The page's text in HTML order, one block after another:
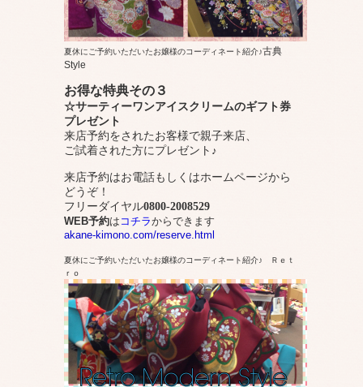
夏休にご予約いただいたお嬢様のコーディネート紹介♪古典
Style
お得な特典その３
☆サーティーワンアイスクリームのギフト券
プレゼント
来店予約をされたお客様で親子来店、
ご試着された方にプレゼント ♪
来店予約はお電話もしくはホームページから
どうぞ！
フリーダイヤル0800-2008529
WEB予約は コチラからできます
akane-kimono.com/reserve.html
夏休にご予約いただいたお嬢様のコーディネート紹介♪ Ｒｅｔ
ｒｏ